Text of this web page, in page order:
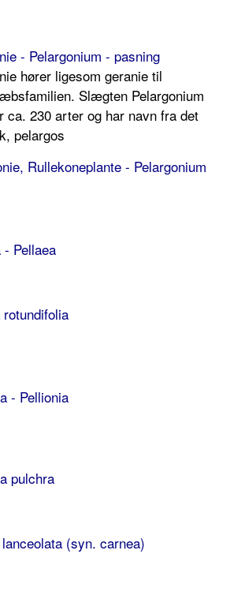
- Pelargonium - pasning
hører ligesom geranie til
Slægten Pelargonium
ca. 230 arter og har navn fra det
pelargos
Rullekoneplante - Pelargonium
- Pellaea
rotundifolia
- Pellionia
pulchra
(syn. carnea)